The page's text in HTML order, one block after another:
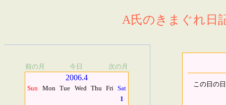
A氏のきまぐれ日
前の月 今日 次の月
2006.4
Sun Mon Tue Wed Thu Fri Sat
1
この日の